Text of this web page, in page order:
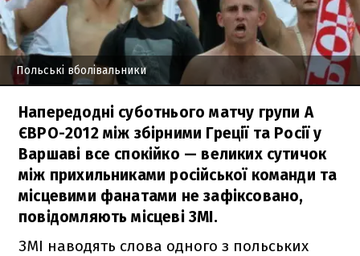
Польські вболівальники
Напередодні суботнього матчу групи А
ЄВРО-2012 між збірними Греції та Росії у
Варшаві все спокійко — великих сутичок
між прихильниками російської команди та
місцевими фанатами не зафіксовано,
повідомляють місцеві ЗМІ.
ЗМІ наводять слова одного з польських